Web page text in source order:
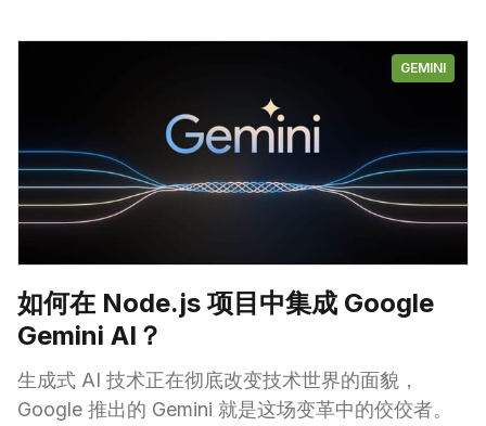
们得先对深网有所了解。不管怎样，暗网是互联网上
一个神秘而难以追踪的加密数字生态圈，这里藏匿着
各路犯罪分子，从贩毒集团到被联合国制裁的恐怖组
织，再到政治异见者、匿名记者乃至政府间谍，无奇
不有。 暗网 VS 深网 让我们来探索一下深网(Deep
Web)和暗网(Dark Web)
GEMINI
如何在 Node.js 项目中集成 Google
Gemini AI？
生成式 AI 技术正在彻底改变技术世界的面貌，
Google 推出的 Gemini 就是这场变革中的佼佼者。